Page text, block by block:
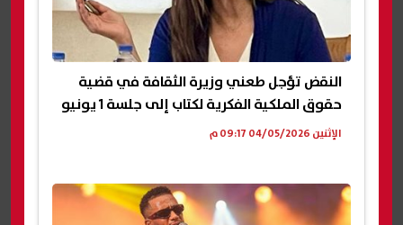
النقض تؤجل طعني وزيرة الثقافة في قضية
حقوق الملكية الفكرية لكتاب إلى جلسة 1 يونيو
الإثنين 04/05/2026 09:17 م